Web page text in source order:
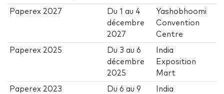
Paperex 2027 Du1 au 4
décembre
2027
Yashobhoomi
Convention
Centre
Paperex 2025 Du 3 au6
décembre
2025
India
Exposition
Mart
Paperex 2023 Du6 au9
India